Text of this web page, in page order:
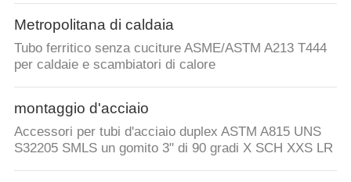
Metropolitana di caldaia
Tubo ferritico senza cuciture ASME/ASTM A213 T444
per caldaie e scambiatori di calore
montaggio d'acciaio
Accessori per tubi d'acciaio duplex ASTM A815 UNS
S32205 SMLS un gomito 3" di 90 gradi X SCH XXS LR